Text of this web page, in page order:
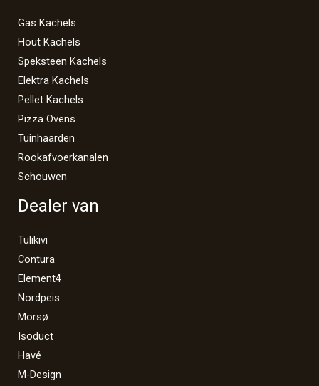
Gas Kachels
Hout Kachels
Speksteen Kachels
Elektra Kachels
Pellet Kachels
Pizza Ovens
Tuinhaarden
Rookafvoerkanalen
Schouwen
Dealer van
Tulikivi
Contura
Element4
Nordpeis
Morsø
Isoduct
Havé
M-Design